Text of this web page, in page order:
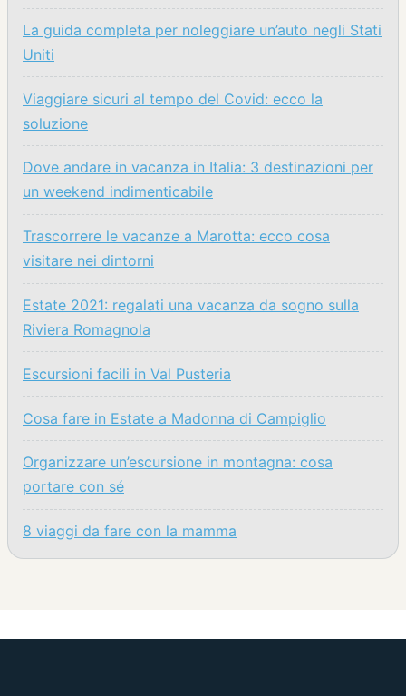
La guida completa per noleggiare un’auto negli Stati
Uniti
Viaggiare sicuri al tempo del Covid: ecco la
soluzione
Dove andare in vacanza in Italia: 3 destinazioni per
un weekend indimenticabile
Trascorrere le vacanze a Marotta: ecco cosa
visitare nei dintorni
Estate 2021: regalati una vacanza da sogno sulla
Riviera Romagnola
Escursioni facili in Val Pusteria
Cosa fare in Estate a Madonna di Campiglio
Organizzare un’escursione in montagna: cosa
portare con sé
8 viaggi da fare con la mamma